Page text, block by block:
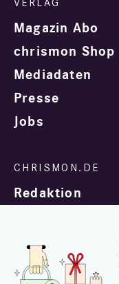
Magazin Abo
chrismon Shop
Mediadaten
Presse
Jobs
Redaktion